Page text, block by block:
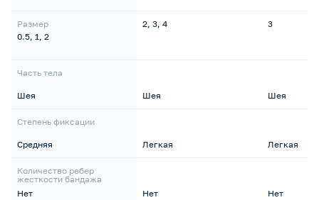
Размер
0.5, 1, 2
Часть тела
Шея
Степень фиксации
Средняя
Количество ребер
жесткости бандажа
Нет
2, 3, 4
Шея
Легкая
Нет
3
Шея
Легкая
Нет